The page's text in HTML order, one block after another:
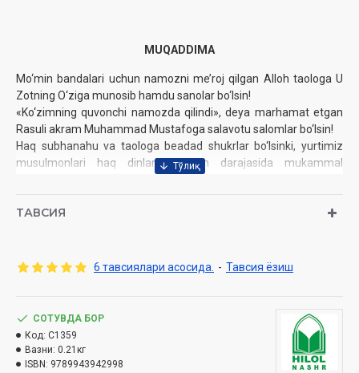
MUQADDIMA
Mo‘min bandalari uchun namozni me’roj qilgan Alloh taologa U
Zotning O‘ziga munosib hamdu sanolar bo‘lsin!
«Ko‘zimning quvonchi namozda qilindi», deya marhamat etgan
Rasuli akram Muhammad Mustafoga salavotu salomlar bo‘lsin!
Haq subhanahu va taologa beadad shukrlar bo‘lsinki, yurtimiz
musulmonlari haq dinlarini imkon darajasida mukammal
taoloning lutfu inoyati bilan ibodatlarimizni ­komil, to‘kis ado
talablariga muvofiq to‘kis ado etishga jiddiy e’tibor qaratildi.
Keyinchalik namoz haqidagi mukammalroq kitoblar chop etishga
ham kirishildi. Kamina xodimingiz­ning «Hadis va Hayot»
turkumida nashr qilingan kitoblari­ning beshinchi, oltinchi,
yettinchi juzlari «Namoz kitobi» deb ­atalib, to‘laligicha shu ulkan
ТАВСИЯ
6 тавсиялари асосида. - Тавсия ёзиш
СОТУВДА БОР
Код: C1359
Вазни: 0.21кг
ISBN: 9789943942998